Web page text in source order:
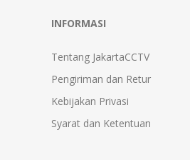
INFORMASI
Tentang JakartaCCTV
Pengiriman dan Retur
Kebijakan Privasi
Syarat dan Ketentuan